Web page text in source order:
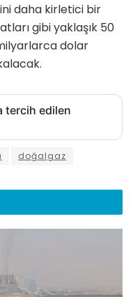
daha kirletici bir
gibi yaklaşık 50
dolar
tercih edilen
doğalgaz